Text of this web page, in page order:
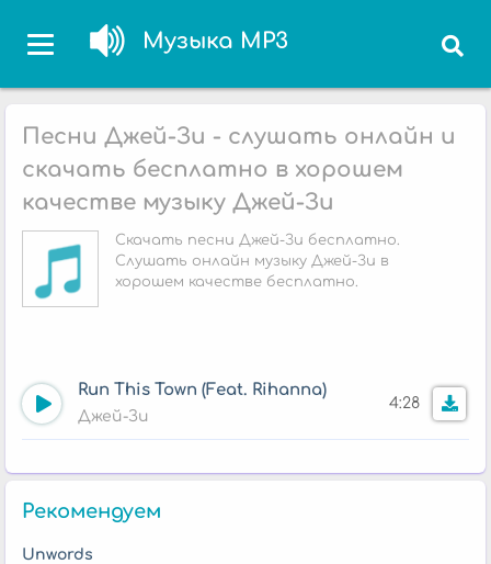
Музыка MP3
Песни Джей-Зи - слушать онлайн и
скачать бесплатно в хорошем
качестве музыку Джей-Зи
Скачать песни Джей-Зи бесплатно.
Слушать онлайн музыку Джей-Зи в
хорошем качестве бесплатно.
Run This Town (Feat. Rihanna)
Джей-Зи
4:28
Рекомендуем
Unwords